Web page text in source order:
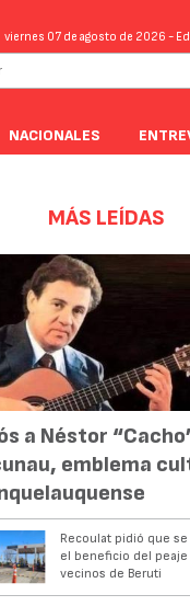
viernes 07 de agosto de 2026 -
NACIONALES
MÁS LEÍDAS
a Néstor
emblema
Recoulat pidió que
el beneficio del peaje
vecinos de Beruti